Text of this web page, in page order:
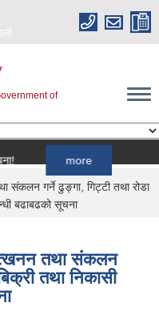
of
संकलन गर्ने ढुङ्गा, गिट्टी तथा रोडा
बढाबढको सूचना
तथा संकलन
तथा निकासी